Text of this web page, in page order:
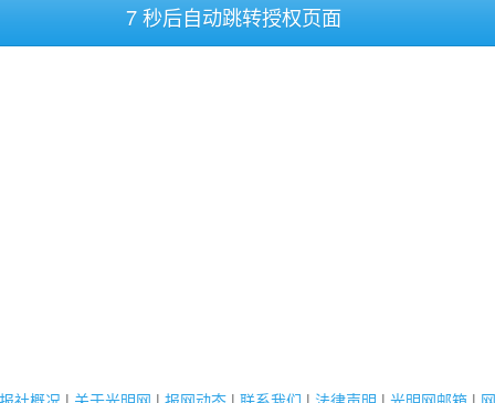
7 秒后自动跳转授权页面